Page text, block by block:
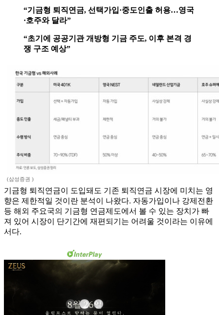
“기금형 퇴직연금, 선택가입·중도인출 허용…영국
·호주와 달라”
“초기에 공공기관 개방형 기금 주도, 이후 본격 경
쟁 구조 예상”
(삼성증권 )
기금형 퇴직연금이 도입돼도 기존 퇴직연금 시장에 미치는 영
향은 제한적일 것이란 분석이 나왔다. 자동가입이나 강제전환
등 해외 주요국의 기금형 연금제도에서 볼 수 있는 장치가 빠
져 있어 시장이 단기간에 재편되기는 어려울 것이라는 이유에
서다.